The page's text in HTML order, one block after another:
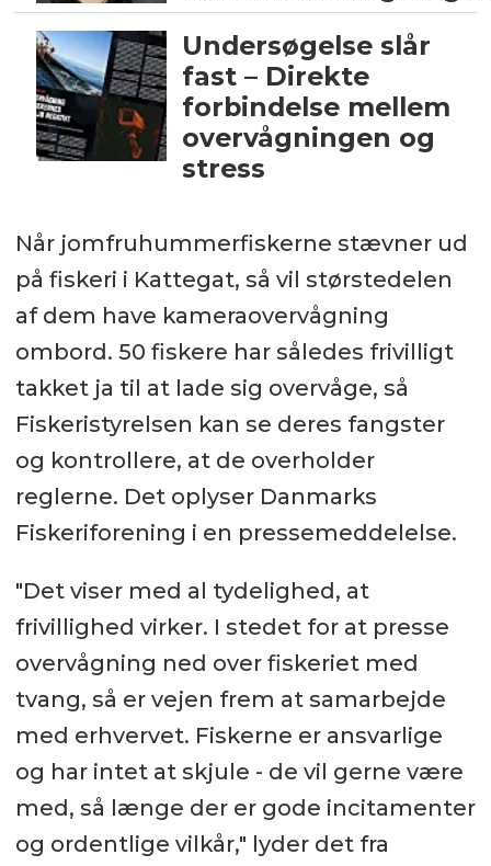
Undersøgelse slår
fast – Direkte
forbindelse mellem
overvågningen og
stress
Når jomfruhummerfiskerne stævner ud
på fiskeri i Kattegat, så vil størstedelen
af dem have kameraovervågning
ombord. 50 fiskere har således frivilligt
takket ja til at lade sig overvåge, så
Fiskeristyrelsen kan se deres fangster
og kontrollere, at de overholder
reglerne. Det oplyser Danmarks
Fiskeriforening i en pressemeddelelse.
"Det viser med al tydelighed, at
frivillighed virker. I stedet for at presse
overvågning ned over fiskeriet med
tvang, så er vejen frem at samarbejde
med erhvervet. Fiskerne er ansvarlige
og har intet at skjule - de vil gerne være
med, så længe der er gode incitamenter
og ordentlige vilkår," lyder det fra